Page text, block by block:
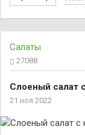
Салаты
27088
Слоеный салат
21 ноя 2022